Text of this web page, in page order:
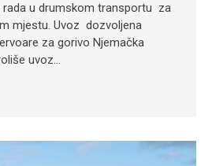
rada u drumskom transportu za
mjestu. Uvoz dozvoljena
za gorivo Njemačka
uvoz…